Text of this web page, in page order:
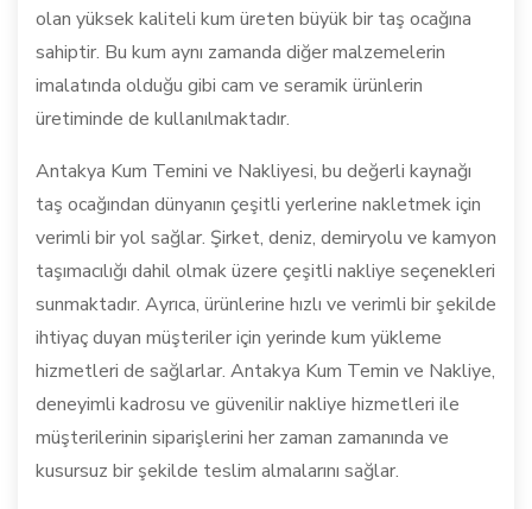
olan yüksek kaliteli kum üreten büyük bir taş ocağına
sahiptir. Bu kum aynı zamanda diğer malzemelerin
imalatında olduğu gibi cam ve seramik ürünlerin
üretiminde de kullanılmaktadır.
Antakya Kum Temini ve Nakliyesi, bu değerli kaynağı
taş ocağından dünyanın çeşitli yerlerine nakletmek için
verimli bir yol sağlar. Şirket, deniz, demiryolu ve kamyon
taşımacılığı dahil olmak üzere çeşitli nakliye seçenekleri
sunmaktadır. Ayrıca, ürünlerine hızlı ve verimli bir şekilde
ihtiyaç duyan müşteriler için yerinde kum yükleme
hizmetleri de sağlarlar. Antakya Kum Temin ve Nakliye,
deneyimli kadrosu ve güvenilir nakliye hizmetleri ile
müşterilerinin siparişlerini her zaman zamanında ve
kusursuz bir şekilde teslim almalarını sağlar.